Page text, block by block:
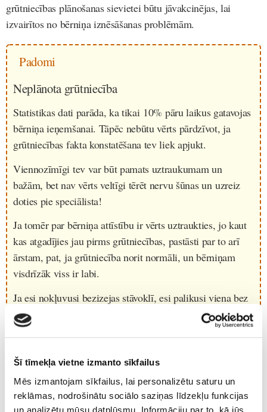
Šī tīmekļa vietne izmanto sīkfailus
Mēs izmantojam sīkfailus, lai personalizētu saturu un
reklāmas, nodrošinātu sociālo saziņas līdzekļu funkcijas
un analizētu mūsu datplūsmu. Informāciju par to, kā jūs
grūtniecības plānošanas sievietei būtu jāvakcinējas, lai
izvairītos no bērniņa iznēsāšanas problēmām.
Padomi
Neplānota grūtniecība
Statistikas dati parāda, ka tikai 10% pāru laikus gatavojas
bērniņa ieņemšanai. Tāpēc nebūtu vērts pārdzīvot, ja
grūtniecības fakta konstatēšana tev liek apjukt.
Viennozīmīgi tev var būt pamats uztraukumam un
bažām, bet nav vērts veltīgi tērēt nervu šūnas un uzreiz
doties pie speciālista!
Ja tomēr par bērniņa attīstību ir vērts uztraukties, jo kaut
kas atgadījies jau pirms grūtniecības, pastāsti par to arī
ārstam, pat, ja grūtniecība norit normāli, un bērniņam
visdrīzāk viss ir labi.
Ja esi nokļuvusi bezizejas stāvoklī, esi palikusi viena bez
citu atbalsta, vērsies pēc palīdzības! Latvijā ir daudz
krīzes centru topošajām un jaunajām māmiņām.
Nedari neko, ko vēlāk vari ļoti nožēlot!
sastapties ar dažādām situācijām. Un neviens pret tām
visām nav apdrošināts, pat neparedzētie apstākļi vēlāk var
izveidot labvēlīgu vidi ap mums!